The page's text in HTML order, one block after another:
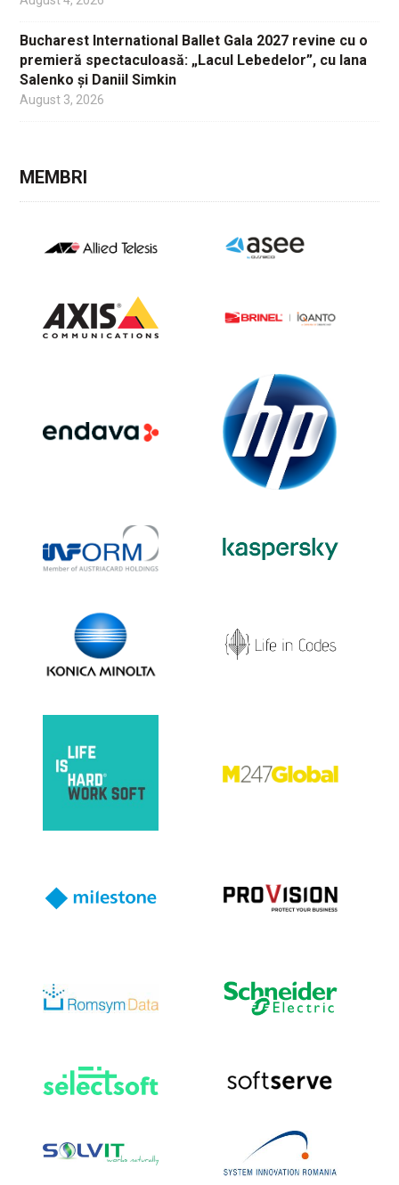
Bucharest International Ballet Gala 2027 revine cu o
premieră spectaculoasă: „Lacul Lebedelor”, cu Iana
Salenko și Daniil Simkin
August 3, 2026
MEMBRI